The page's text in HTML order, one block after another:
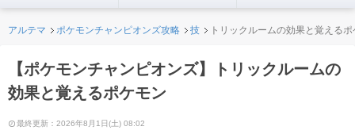
アルテマ ポケモンチャンピオンズ攻略 技 トリックルームの効果と覚える
【ポケモンチャンピオンズ】トリックルームの
効果と覚えるポケモン
最終更新：2026年8月1日(土) 08:02